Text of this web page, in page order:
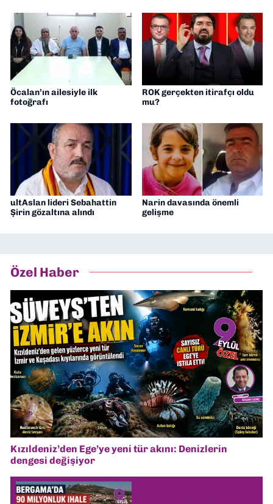
Öcalan’ın ailesiyle ilk
fotoğrafı
ROK gerçekten itirafçı oldu
mu?
ultAslan lideri Sebahattin
Şirin gözaltına alındı
Narin davasında önemli
gelişme
Özel Haber
Kızıldeniz’den Ege’ye yeni tür akını: Denizlerin
dengesi değişiyor